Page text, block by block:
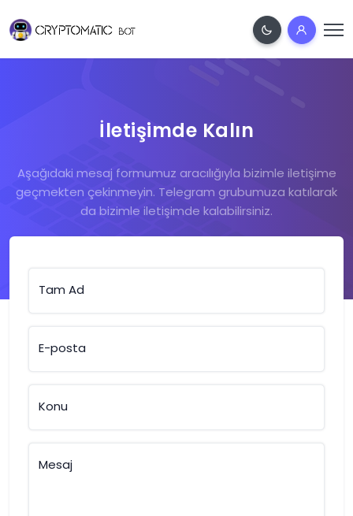
İletişimde Kalın
Aşağıdaki mesaj formumuz aracılığıyla bizimle iletişime
geçmekten çekinmeyin. Telegram grubumuza katılarak
da bizimle iletişimde kalabilirsiniz.
Tam Ad
E-posta
Konu
Mesaj